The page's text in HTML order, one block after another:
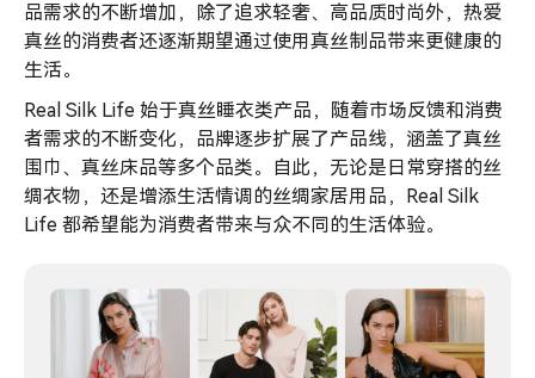
品需求的不断增加，除了追求轻奢、高品质时尚外，热爱
真丝的消费者还逐渐期望通过使用真丝制品带来更健康的
生活。
Real Silk Life 始于真丝睡衣类产品，随着市场反馈和消费
者需求的不断变化，品牌逐步扩展了产品线，涵盖了真丝
围巾、真丝床品等多个品类。自此，无论是日常穿搭的丝
绸衣物，还是增添生活情调的丝绸家居用品，Real Silk
Life 都希望能为消费者带来与众不同的生活体验。